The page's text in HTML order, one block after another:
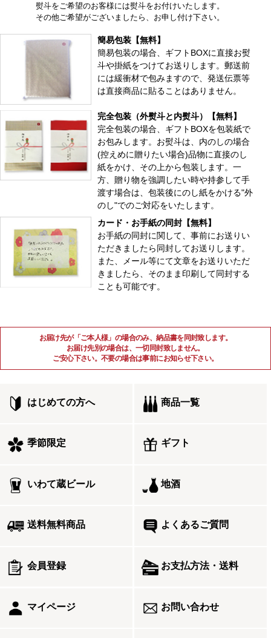
熨斗をご希望のお客様には熨斗をお付けいたします。
その他ご希望がございましたら、お申し付け下さい。
簡易包装【無料】
簡易包装の場合、ギフトBOXに直接お熨
斗や掛紙をつけてお送りします。郵送前
には緩衝材で包みますので、発送伝票等
は直接商品に貼ることはありません。
完全包装（外熨斗と内熨斗）【無料】
完全包装の場合、ギフトBOXを包装紙で
お包みします。お熨斗は、内のしの場合
(控えめに贈りたい場合)品物に直接のし
紙をかけ、その上から包装します。一
方、贈り物を強調したい時や持参して手
渡す場合は、包装後にのし紙をかける"外
のし"でのご対応をいたします。
カード・お手紙の同封【無料】
お手紙の同封に関して、事前にお送りい
ただきましたら同封してお送りします。
また、メール等にて文章をお送りいただ
きましたら、そのまま印刷して同封する
ことも可能です。
お届け先が「ご本人様」の場合のみ、納品書を同封致します。
お届け先別の場合は、一切同封致しません。
ご安心下さい。不要の場合は事前にお知らせ下さい。
はじめての方へ 商品一覧
季節限定 ギフト
いわて蔵ビール 地酒
送料無料商品 よくあるご質問
会員登録 お支払方法・送料
マイページ お問い合わせ